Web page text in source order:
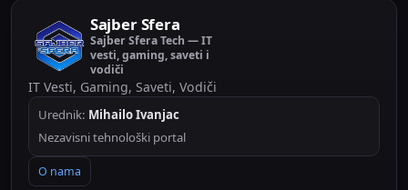
Sajber Sfera
Sajber Sfera Tech — IT
vesti, gaming, saveti i
vodiči
IT Vesti, Gaming, Saveti, Vodiči
Urednik: Mihailo Ivanjac
Nezavisni tehnološki portal
O nama